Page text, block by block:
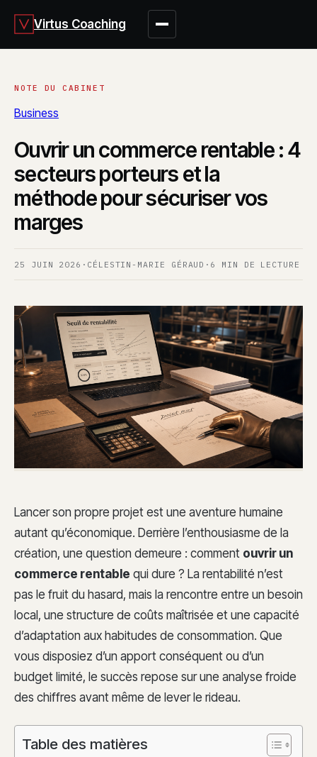
Virtus Coaching
Business
Ouvrir un commerce rentable : 4
secteurs porteurs et la
méthode pour sécuriser vos
marges
25 JUIN 2026 · CÉLESTIN-MARIE GÉRAUD · 6 MIN DE LECTURE
Lancer son propre projet est une aventure humaine
autant qu’économique. Derrière l’enthousiasme de la
création, une question demeure : comment ouvrir un
commerce rentable qui dure ? La rentabilité n’est
pas le fruit du hasard, mais la rencontre entre un besoin
local, une structure de coûts maîtrisée et une capacité
d’adaptation aux habitudes de consommation. Que
vous disposiez d’un apport conséquent ou d’un
budget limité, le succès repose sur une analyse froide
des chiffres avant même de lever le rideau.
Table des matières